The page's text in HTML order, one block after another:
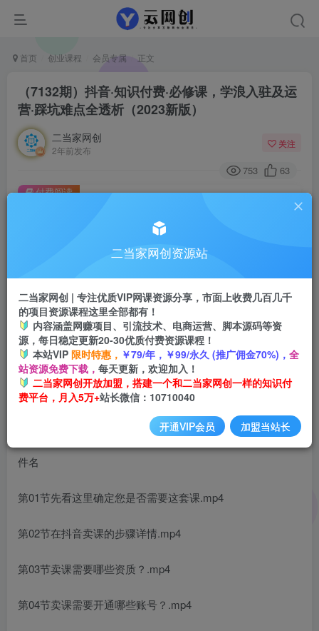
首页 创业课程 会员专属 正文
（7132期）抖音·知识付费·必修课，学浪入驻及运
营·踩坑难点全透析（2023新版）
二当家网创
2年前发布
关注
753 63
此内容为付费阅读，请付费后查看
会员专属资源
会员免费
开通会员
付费阅读
件名
第01节先看这里确定您是否需要这套课.mp4
第02节在抖音卖课的步骤详情.mp4
第03节卖课需要哪些资质？.mp4
第04节卖课需要开通哪些账号？.mp4
二当家网创资源站
二当家网创 | 专注优质VIP网课资源分享，市面上收费几百几千
的项目资源课程这里全部都有！
内容涵盖网赚项目、引流技术、电商运营、脚本源码等资
源，每日稳定更新20-30优质付费资源课程！
本站VIP 限时特惠， ￥79/年，￥99/永久 (推广佣金70%)， 全
站资源免费下载， 每天更新，欢迎加入！
二当家网创开放加盟，搭建一个和二当家网创一样的知识付
费平台，月入5万+站长微信：10710040
开通VIP会员 加盟当站长